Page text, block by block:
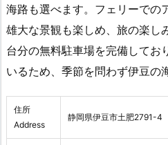
海路も選べます。フェリーでの
雄大な景観も楽しめ、旅の楽し
台分の無料駐車場を完備してお
いるため、季節を問わず伊豆の
住所
Address
静岡県伊豆市土肥2791-4